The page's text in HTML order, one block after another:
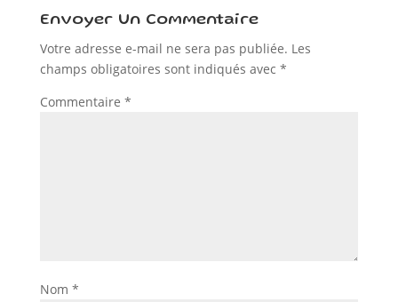
Envoyer Un Commentaire
Votre adresse e-mail ne sera pas publiée. Les
champs obligatoires sont indiqués avec *
Commentaire *
Nom *